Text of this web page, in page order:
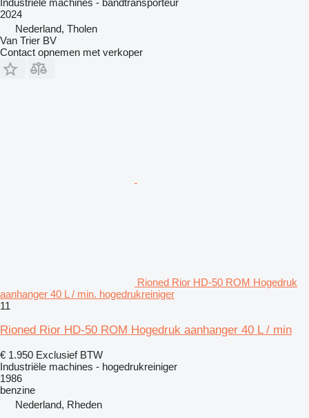
2024
Nederland, Tholen
Van Trier BV
Contact opnemen met verkoper
Rioned Rior HD-50 ROM Hogedruk
aanhanger 40 L / min. hogedrukreiniger
11
Rioned Rior HD-50 ROM Hogedruk aanhanger 40 L / min
€ 1.950 Exclusief BTW
Industriële machines - hogedrukreiniger
1986
benzine
Nederland, Rheden